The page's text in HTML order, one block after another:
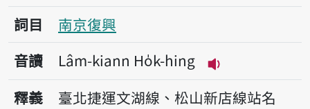
詞目
南京復興
音讀
Lâm-kiann Ho̍k-hing
播放音讀
釋義
臺北捷運文湖線、松山新店線站名